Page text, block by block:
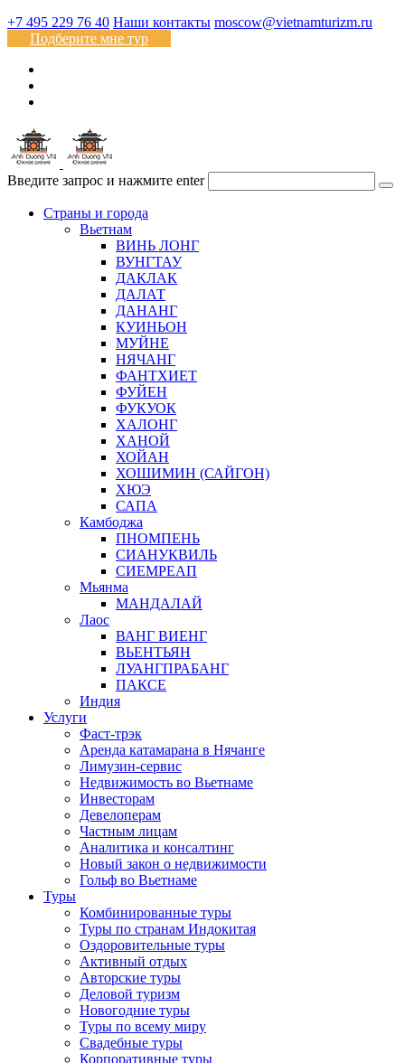
+7 495 229 76 40 Наши контакты moscow@vietnamturizm.ru
Подберите мне тур
Введите запрос и нажмите enter
Страны и города
Вьетнам
ВИНЬ ЛОНГ
ВУНГТАУ
ДАКЛАК
ДАЛАТ
ДАНАНГ
КУИНЬОН
МУЙНЕ
НЯЧАНГ
ФАНТХИЕТ
ФУЙЕН
ФУКУОК
ХАЛОНГ
ХАНОЙ
ХОЙАН
ХОШИМИН (САЙГОН)
ХЮЭ
САПА
Камбоджа
ПНОМПЕНЬ
СИАНУКВИЛЬ
СИЕМРЕАП
Мьянма
МАНДАЛАЙ
Лаос
ВАНГ ВИЕНГ
ВЬЕНТЬЯН
ЛУАНГПРАБАНГ
ПАКСЕ
Индия
Услуги
Фаст-трэк
Аренда катамарана в Нячанге
Лимузин-сервис
Недвижимость во Вьетнаме
Инвесторам
Девелоперам
Частным лицам
Аналитика и консалтинг
Новый закон о недвижимости
Гольф во Вьетнаме
Туры
Комбинированные туры
Туры по странам Индокитая
Оздоровительные туры
Активный отдых
Авторские туры
Деловой туризм
Новогодние туры
Туры по всему миру
Свадебные туры
Корпоративные туры